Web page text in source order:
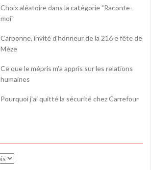
Choix aléatoire dans la catégorie "Raconte-
moi"
Carbonne, invité d'honneur de la 216 e fête de
Mèze
Ce que le mépris m’a appris sur les relations
humaines
Pourquoi j'ai quitté la sécurité chez Carrefour